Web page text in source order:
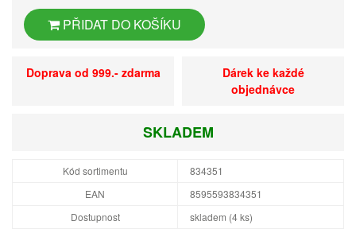
PŘIDAT DO KOŠÍKU
Doprava od 999.- zdarma
Dárek ke každé
objednávce
SKLADEM
Kód sortimentu
834351
EAN
8595593834351
Dostupnost
skladem (4 ks)